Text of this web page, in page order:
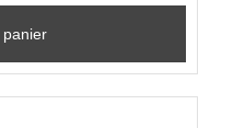
panier